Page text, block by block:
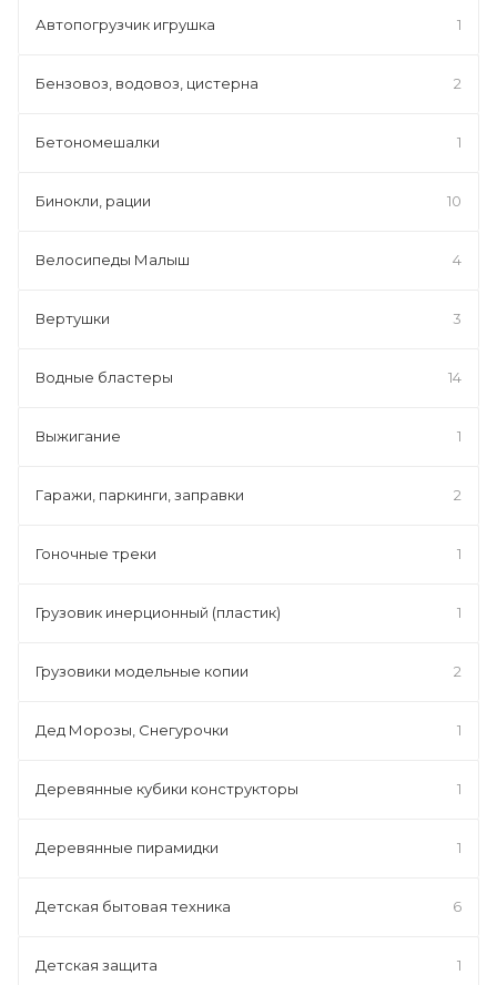
Автопогрузчик игрушка 1
Бензовоз, водовоз, цистерна 2
Бетономешалки 1
Бинокли, рации 10
Велосипеды Малыш 4
Вертушки 3
Водные бластеры 14
Выжигание 1
Гаражи, паркинги, заправки 2
Гоночные треки 1
Грузовик инерционный (пластик) 1
Грузовики модельные копии 2
Дед Морозы, Снегурочки 1
Деревянные кубики конструкторы 1
Деревянные пирамидки 1
Детская бытовая техника 6
Детская защита 1